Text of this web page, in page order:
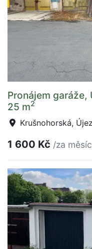
Pronájem
25 m2
Krušnohorská,
1 600 Kč /za měsíc